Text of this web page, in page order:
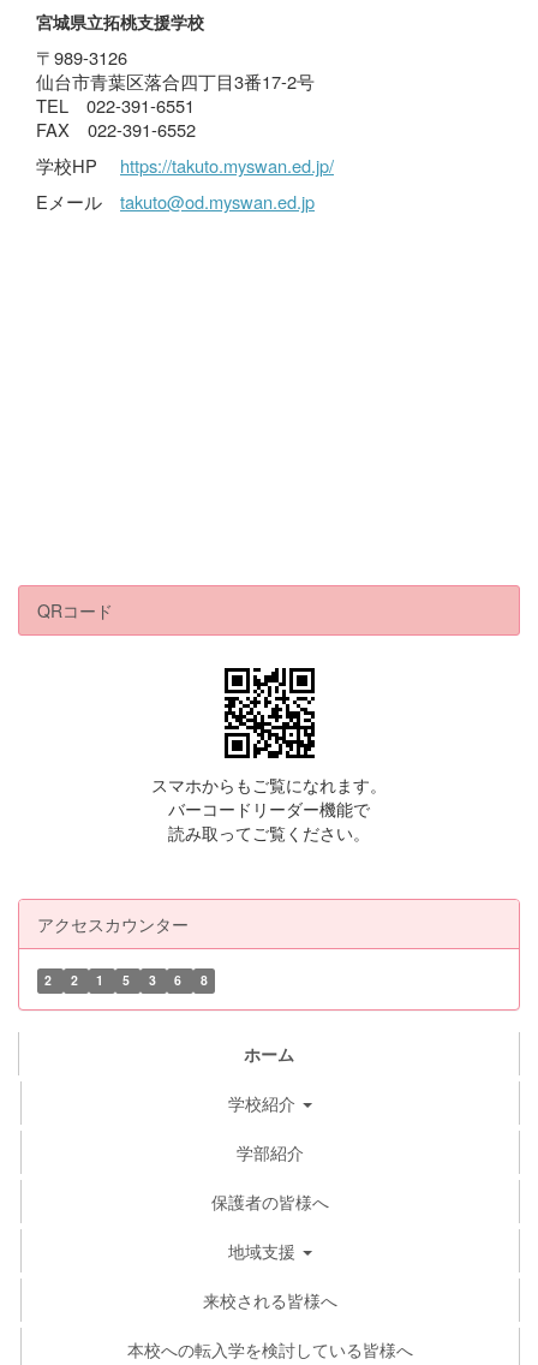
宮城県立拓桃支援学校
〒989-3126
仙台市青葉区落合四丁目3番17-2号
TEL 022-391-6551
FAX 022-391-6552
学校HP https://takuto.myswan.ed.jp/
Eメール takuto@od.myswan.ed.jp
QRコード
スマホからもご覧になれます。
バーコードリーダー機能で
読み取ってご覧ください。
アクセスカウンター
2 2 1 5 3 6 8
ホーム
学校紹介
学部紹介
保護者の皆様へ
地域支援
来校される皆様へ
本校への転入学を検討している皆様へ